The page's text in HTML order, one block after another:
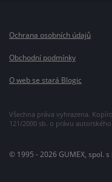
Všechna práva vyhrazena.
121/2000 sb. o právu autorského
Ochrana osobních údajů
Obchodní podmínky
O web se stará Blogic
© 1995 - 2026 GUMEX, spol. s